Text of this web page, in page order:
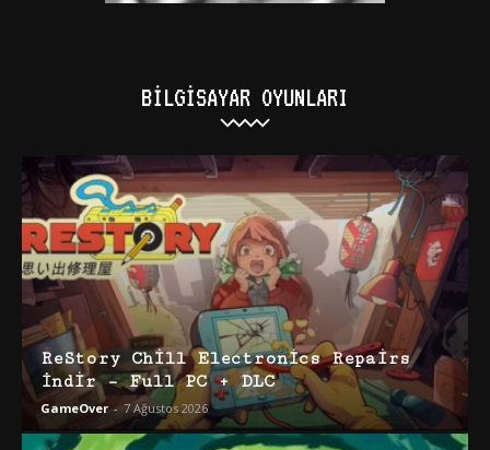
BILGISAYAR OYUNLARI
ReStory Chill Electronics Repairs
İndir – Full PC + DLC
GameOver - 7 Ağustos 2026